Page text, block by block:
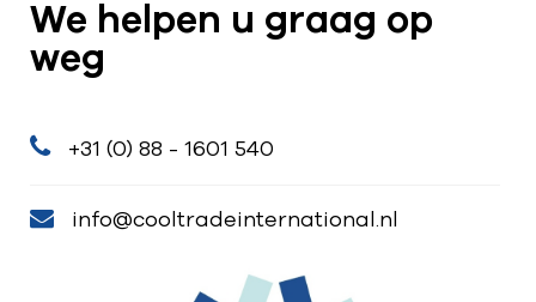
We helpen u graag op
weg
+31 (0) 88 - 1601 540
info@cooltradeinternational.nl